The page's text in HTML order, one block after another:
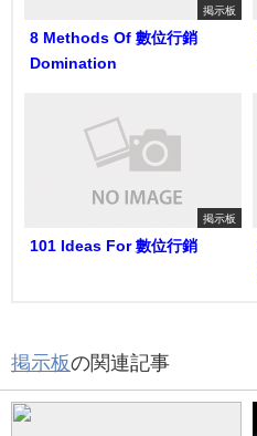
掲示板
8 Methods Of 數位行銷
Domination
掲示板
101 Ideas For 數位行銷
掲示板の関連記事